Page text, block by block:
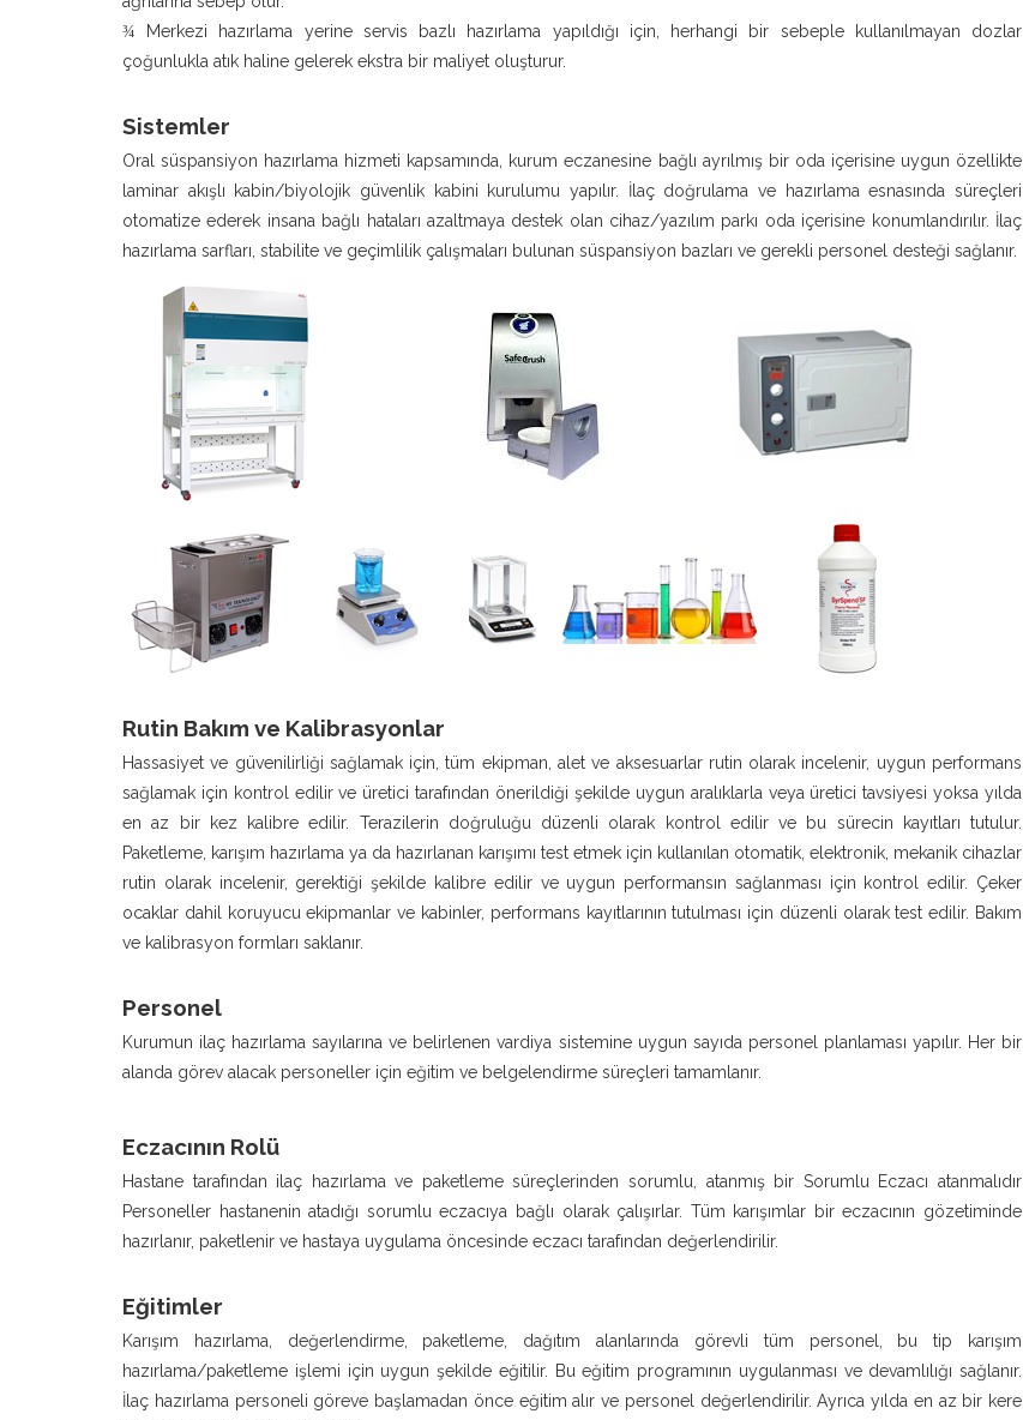
¾
Merkezi hazırlama yerine servis bazlı hazırlama yapıldığı için, herhangi bir sebeple kullanılmayan dozlar
çoğunlukla atık haline gelerek ekstra bir maliyet oluşturur.
Sistemler
Oral süspansiyon hazırlama hizmeti kapsamında, kurum eczanesine bağlı ayrılmış bir oda içerisine uygun özellikte
laminar akışlı kabin/biyolojik güvenlik kabini kurulumu yapılır. İlaç doğrulama ve hazırlama esnasında süreçleri
otomatize ederek insana bağlı hataları azaltmaya destek olan cihaz/yazılım parkı oda içerisine konumlandırılır. İlaç
hazırlama sarfları, stabilite ve geçimlilik çalışmaları bulunan süspansiyon bazları ve gerekli personel desteği sağlanır.
Rutin Bakım ve Kalibrasyonlar
Hassasiyet ve güvenilirliği sağlamak için, tüm ekipman, alet ve aksesuarlar rutin olarak incelenir, uygun performans
sağlamak için kontrol edilir ve üretici tarafından önerildiği şekilde uygun aralıklarla veya üretici tavsiyesi yoksa yılda
en az bir kez kalibre edilir. Terazilerin doğruluğu düzenli olarak kontrol edilir ve bu sürecin kayıtları tutulur.
Paketleme, karışım hazırlama ya da hazırlanan karışımı test etmek için kullanılan otomatik, elektronik, mekanik cihazlar
rutin olarak incelenir, gerektiği şekilde kalibre edilir ve uygun performansın sağlanması için kontrol edilir. Çeker
ocaklar dahil koruyucu ekipmanlar ve kabinler, performans kayıtlarının tutulması için düzenli olarak test edilir. Bakım
ve kalibrasyon formları saklanır.
Personel
Kurumun ilaç hazırlama sayılarına ve belirlenen vardiya sistemine uygun sayıda personel planlaması yapılır. Her bir
alanda görev alacak personeller için eğitim ve belgelendirme süreçleri tamamlanır.
Eczacının Rolü
Hastane tarafından ilaç hazırlama ve paketleme süreçlerinden sorumlu, atanmış bir Sorumlu Eczacı atanmalıdır
Personeller hastanenin atadığı sorumlu eczacıya bağlı olarak çalışırlar. Tüm karışımlar bir eczacının gözetiminde
hazırlanır, paketlenir ve hastaya uygulama öncesinde eczacı tarafından değerlendirilir.
Eğitimler
Karışım hazırlama, değerlendirme, paketleme, dağıtım alanlarında görevli tüm personel, bu tip karışım
hazırlama/paketleme işlemi için uygun şekilde eğitilir. Bu eğitim programının uygulanması ve devamlılığı sağlanır.
İlaç hazırlama personeli göreve başlamadan önce eğitim alır ve personel değerlendirilir. Ayrıca yılda en az bir kere